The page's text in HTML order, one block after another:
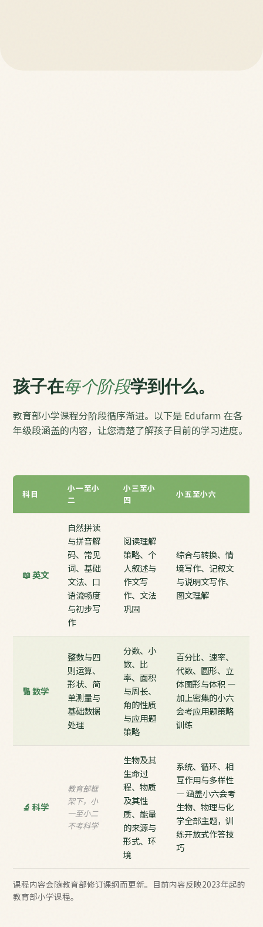
孩子在每个阶段学到什么。
教育部小学课程分阶段循序渐进。以下是 Edufarm 在各
年级段涵盖的内容，让您清楚了解孩子目前的学习进度。
科目
小一至小
二
小三至小
四
小五至小六
📖 英文
自然拼读
与拼音解
码、常见
词、基础
文法、口
语流畅度
与初步写
作
阅读理解
策略、个
人叙述与
作文写
作、文法
巩固
综合与转换、情
境写作、记叙文
与说明文写作、
图文理解
🔢 数学
整数与四
则运算、
形状、简
单测量与
基础数据
处理
分数、小
数、比
率、面积
与周长、
角的性质
与应用题
策略
百分比、速率、
代数、圆形、立
体图形与体积 —
加上密集的小六
会考应用题策略
训练
🔬 科学
教育部框
架下，小
一至小二
不考科学
生物及其
生命过
程、物质
及其性
质、能量
的来源与
形式、环
境
系统、循环、相
互作用与多样性
— 涵盖小六会考
生物、物理与化
学全部主题，训
练开放式作答技
巧
课程内容会随教育部修订课纲而更新。目前内容反映2023年起的
教育部小学课程。